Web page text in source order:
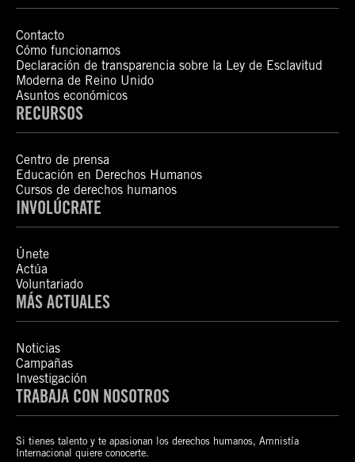
Contacto
Cómo funcionamos
Declaración de transparencia sobre la Ley de Esclavitud
Moderna de Reino Unido
Asuntos económicos
RECURSOS
Centro de prensa
Educación en Derechos Humanos
Cursos de derechos humanos
INVOLÚCRATE
Únete
Actúa
Voluntariado
MÁS ACTUALES
Noticias
Campañas
Investigación
TRABAJA CON NOSOTROS
Si tienes talento y te apasionan los derechos humanos, Amnistía
Internacional quiere conocerte.